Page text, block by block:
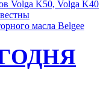
Volga K50, Volga K40
масла Belgee